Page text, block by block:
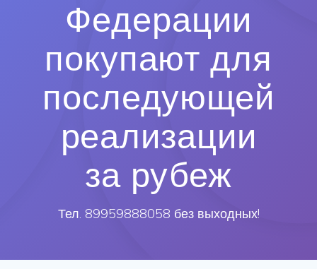
Федерации
покупают для
последующей
реализации
за рубеж
Тел. 89959888058 без выходных!